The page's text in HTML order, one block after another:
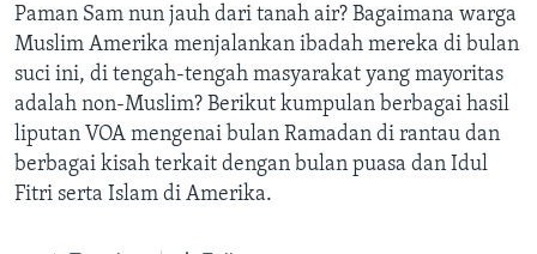
Paman Sam nun jauh dari tanah air? Bagaimana warga
Muslim Amerika menjalankan ibadah mereka di bulan
suci ini, di tengah-tengah masyarakat yang mayoritas
adalah non-Muslim? Berikut kumpulan berbagai hasil
liputan VOA mengenai bulan Ramadan di rantau dan
berbagai kisah terkait dengan bulan puasa dan Idul
Fitri serta Islam di Amerika.